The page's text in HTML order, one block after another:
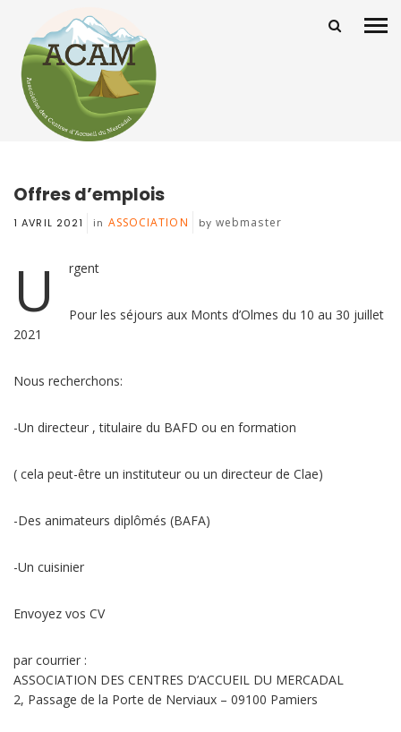
Offres d’emplois
1 AVRIL 2021 in ASSOCIATION by webmaster
U rgent
Pour les séjours aux Monts d’Olmes du 10 au 30 juillet
2021
Nous recherchons:
-Un directeur , titulaire du BAFD ou en formation
( cela peut-être un instituteur ou un directeur de Clae)
-Des animateurs diplômés (BAFA)
-Un cuisinier
Envoyez vos CV
par courrier :
ASSOCIATION DES CENTRES D’ACCUEIL DU MERCADAL
2, Passage de la Porte de Nerviaux – 09100 Pamiers